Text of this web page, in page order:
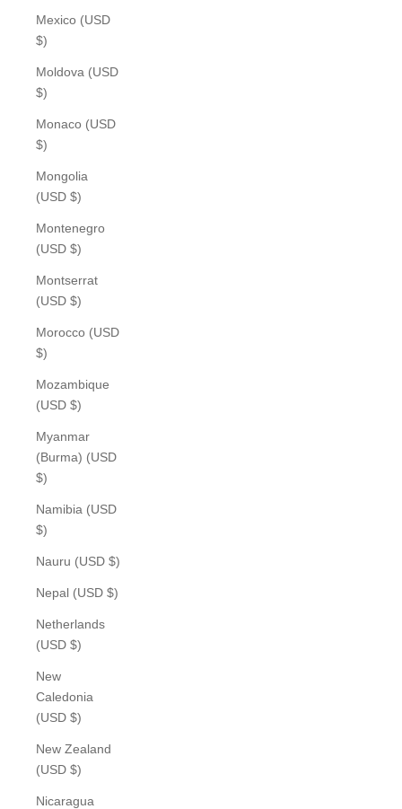
Mexico (USD
$)
Moldova (USD
$)
Monaco (USD
$)
Mongolia
(USD $)
Montenegro
(USD $)
Montserrat
(USD $)
Morocco (USD
$)
Mozambique
(USD $)
Myanmar
(Burma) (USD
$)
Namibia (USD
$)
Nauru (USD $)
Nepal (USD $)
Netherlands
(USD $)
New
Caledonia
(USD $)
New Zealand
(USD $)
Nicaragua